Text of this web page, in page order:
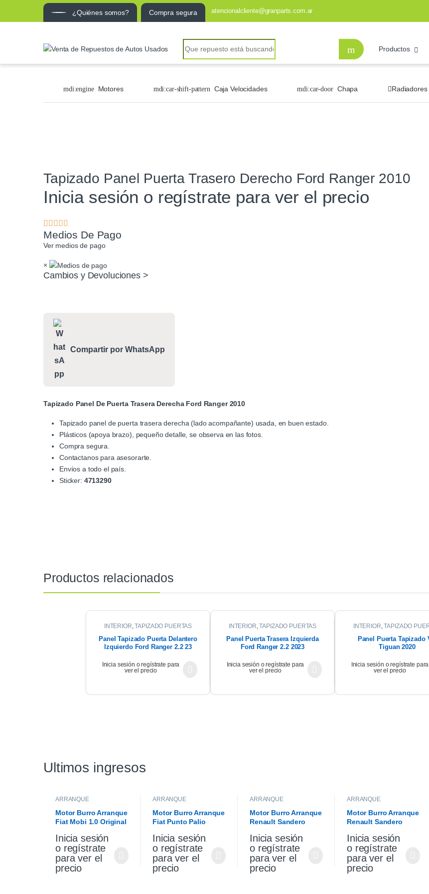
¿Quiénes somos? Compra segura atencionalcliente@granparts.com.ar
Productos
Motores Caja Velocidades Chapa Radiadores
Tapizado Panel Puerta Trasero Derecho Ford Ranger 2010
Inicia sesión o regístrate para ver el precio
Medios De Pago
Ver medios de pago
×
Cambios y Devoluciones >
Compartir por WhatsApp
Tapizado Panel De Puerta Trasera Derecha Ford Ranger 2010
Tapizado panel de puerta trasera derecha (lado acompañante) usada, en buen estado.
Plásticos (apoya brazo), pequeño detalle, se observa en las fotos.
Compra segura.
Contactanos para asesorarte.
Envíos a todo el país.
Sticker: 4713290
Productos relacionados
INTERIOR,TAPIZADO PUERTAS
Panel Tapizado Puerta Delantero
Izquierdo Ford Ranger 2.2 23
Inicia sesión o regístrate para
ver el precio
INTERIOR,TAPIZADO PUERTAS
Panel Puerta Trasera Izquierda
Ford Ranger 2.2 2023
Inicia sesión o regístrate para
ver el precio
INTERIOR,TAPIZADO
Panel Puerta Tapizado
Tiguan 2020
Inicia sesión o regístrate para
ver el precio
Ultimos ingresos
ARRANQUE
Motor Burro Arranque
Fiat Mobi 1.0 Original
Inicia sesión
o regístrate
para ver el
precio
ARRANQUE
Motor Burro Arranque
Fiat Punto Palio
Inicia sesión
o regístrate
para ver el
precio
ARRANQUE
Motor Burro Arranque
Renault Sandero
Original
Inicia sesión
o regístrate
para ver el
precio
ARRANQUE
Motor Burro Arranque
Renault Sandero
Inicia sesión
o regístrate
para ver el
precio